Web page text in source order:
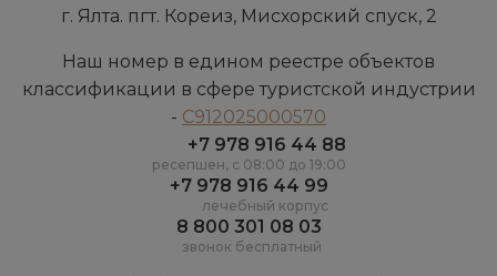
г. Ялта. пгт. Кореиз, Мисхорский спуск, 2
Наш номер в едином реестре объектов
классификации в сфере туристской индустрии
- С912025000570
+7 978 916 44 88
ресепшен, c 08:00 до 19:00
+7 978 916 44 99
лечебный корпус
8 800 301 08 03
звонок бесплатный